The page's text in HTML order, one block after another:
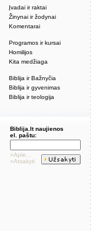
Įvadai ir raktai
Žinynai ir žodynai
Komentarai
Programos ir kursai
Homilijos
Kita medžiaga
Biblija ir Bažnyčia
Biblija ir gyvenimas
Biblija ir teologija
Biblija.lt naujienos
el. paštu:
»Apie...
»Atsakyti